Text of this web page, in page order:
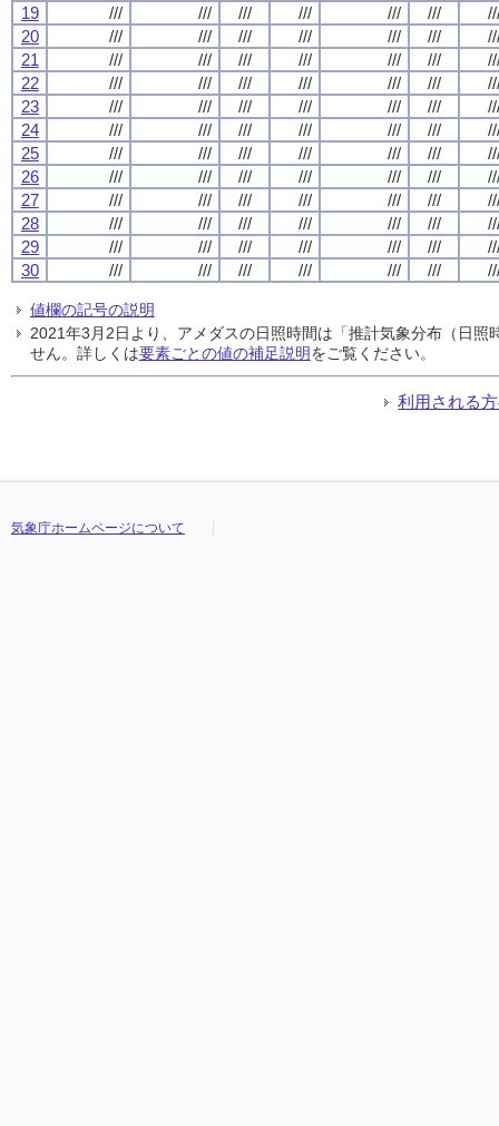
19
/// /// /// /// /// ///
20
/// /// /// /// /// ///
21
/// /// /// /// /// ///
22
/// /// /// /// /// ///
23
/// /// /// /// /// ///
24
/// /// /// /// /// ///
25
/// /// /// /// /// ///
26
/// /// /// /// /// ///
27
/// /// /// /// /// ///
28
/// /// /// /// /// ///
29
/// /// /// /// /// ///
30
/// /// /// /// /// ///
値欄の記号の説明
2021年3月2日より、アメダスの日照時間は「推計気象分布（日
せん。詳しくは要素ごとの値の補足説明をご覧ください。
利用される
気象庁ホームページについて